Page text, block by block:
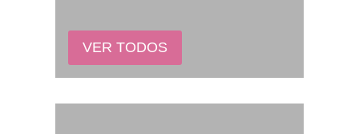
VER TODOS